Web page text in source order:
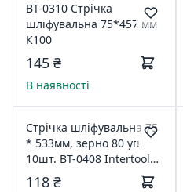
BT-0310 Стрічка
шліфувальна 75*457 мм
К100
145 ₴
В наявності
Стрічка шліфувальна 75
* 533мм, зерно 80 уп.
10шт. BT-0408 Intertool
797036
118 ₴